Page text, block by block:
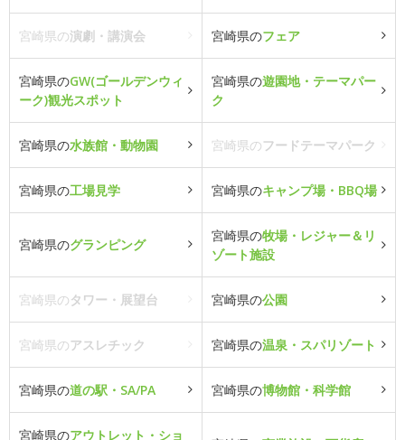
宮崎県の演劇・講演会 宮崎県のフェア
宮崎県のGW(ゴールデンウィ
ーク)観光スポット
宮崎県の遊園地・テーマパー
ク
宮崎県の水族館・動物園 宮崎県のフードテーマパーク
宮崎県の工場見学 宮崎県のキャンプ場・BBQ場
宮崎県のグランピング
宮崎県の牧場・レジャー＆リ
ゾート施設
宮崎県のタワー・展望台 宮崎県の公園
宮崎県のアスレチック 宮崎県の温泉・スパリゾート
宮崎県の道の駅・SA/PA 宮崎県の博物館・科学館
宮崎県のアウトレット・ショ